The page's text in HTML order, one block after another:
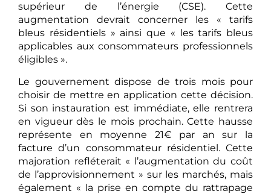
supérieur de l’énergie (CSE). Cette
augmentation devrait concerner les « tarifs
bleus résidentiels » ainsi que « les tarifs bleus
applicables aux consommateurs professionnels
éligibles ».
Le gouvernement dispose de trois mois pour
choisir de mettre en application cette décision.
Si son instauration est immédiate, elle rentrera
en vigueur dès le mois prochain. Cette hausse
représente en moyenne 21€ par an sur la
facture d’un consommateur résidentiel. Cette
majoration refléterait « l’augmentation du coût
de l’approvisionnement » sur les marchés, mais
également « la prise en compte du rattrapage